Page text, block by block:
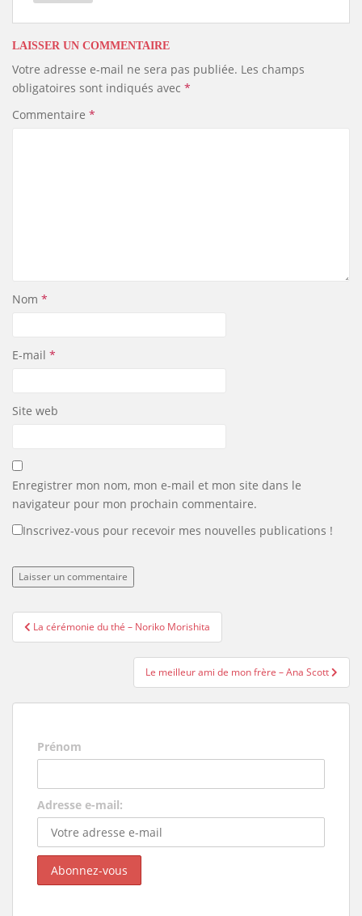
LAISSER UN COMMENTAIRE
Votre adresse e-mail ne sera pas publiée. Les champs
obligatoires sont indiqués avec *
Commentaire *
Nom *
E-mail *
Site web
Enregistrer mon nom, mon e-mail et mon site dans le
navigateur pour mon prochain commentaire.
Inscrivez-vous pour recevoir mes nouvelles publications !
Navigation
de
La cérémonie du thé – Noriko Morishita
Le meilleur ami de mon frère – Ana Scott
Prénom
Adresse e-mail: